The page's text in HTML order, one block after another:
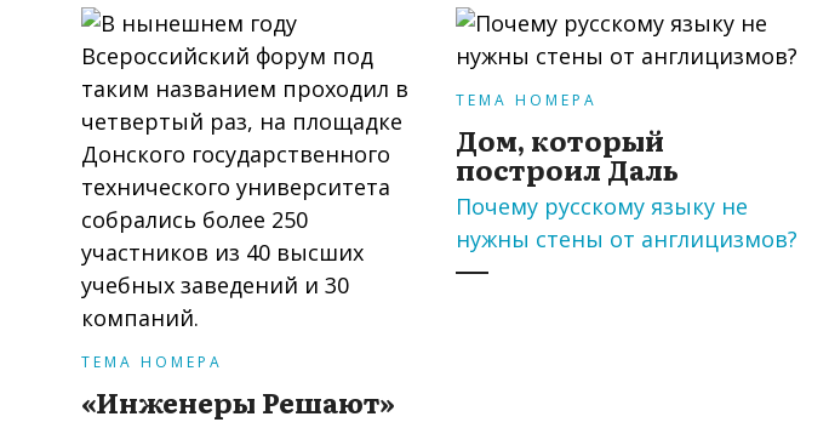
ТЕМА НОМЕРА
«Инженеры Решают»
ТЕМА НОМЕРА
Дом, который
построил Даль
Почему русскому языку не
нужны стены от англицизмов?